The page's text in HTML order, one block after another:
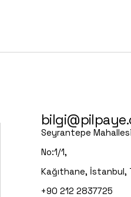
Seyrantepe
No:1/1,
Kağıthane, İstanbul,
+90 212 2837725